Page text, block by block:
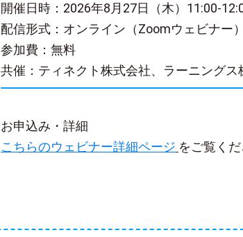
開催日時：2026年8月27日（木）11:00-
配信形式：オンライン（Zoomウェビナー）
参加費：無料
共催：ティネクト株式会社、ラーニングス
お申込み・詳細
こちらのウェビナー詳細ページ をご覧くだ